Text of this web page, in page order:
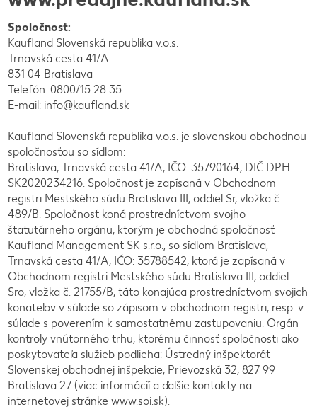
Spoločnosť:
Kaufland Slovenská republika v.o.s.
Trnavská cesta 41/A
831 04 Bratislava
Telefón: 0800/15 28 35
E-mail: info@kaufland.sk
Kaufland Slovenská republika v.o.s. je slovenskou obchodnou
spoločnosťou so sídlom:
Bratislava, Trnavská cesta 41/A, IČO: 35790164, DIČ DPH
SK2020234216. Spoločnosť je zapísaná v Obchodnom
registri Mestského súdu Bratislava III, oddiel Sr, vložka č.
489/B. Spoločnosť koná prostredníctvom svojho
štatutárneho orgánu, ktorým je obchodná spoločnosť
Kaufland Management SK s.r.o., so sídlom Bratislava,
Trnavská cesta 41/A, IČO: 35788542, ktorá je zapísaná v
Obchodnom registri Mestského súdu Bratislava III, oddiel
Sro, vložka č. 21755/B, táto konajúca prostredníctvom svojich
konateľov v súlade so zápisom v obchodnom registri, resp. v
súlade s poverením k samostatnému zastupovaniu. Orgán
kontroly vnútorného trhu, ktorému činnosť spoločnosti ako
poskytovateľa služieb podlieha: Ústredný inšpektorát
Slovenskej obchodnej inšpekcie, Prievozská 32, 827 99
Bratislava 27 (viac informácií a ďalšie kontakty na
internetovej stránke www.soi.sk).